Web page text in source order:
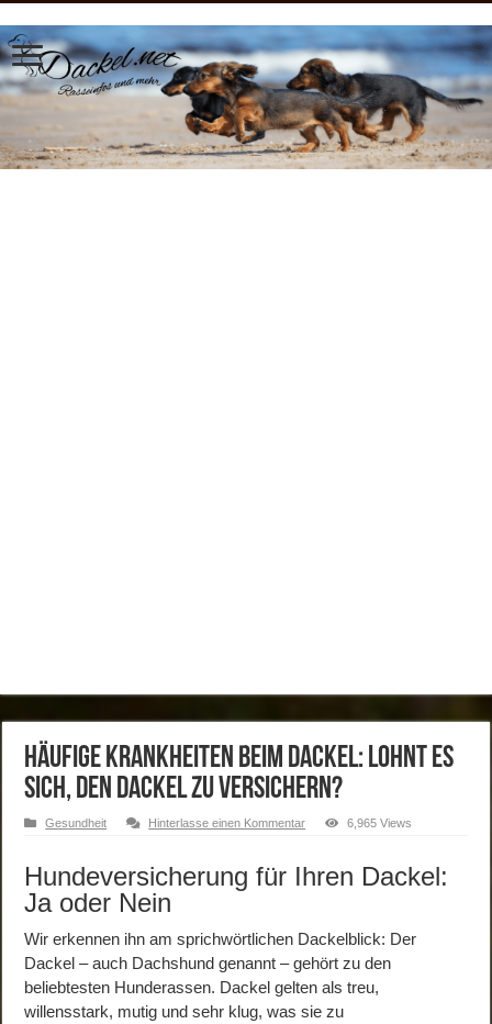
Häufige Krankheiten beim Dackel: Lohnt es
sich, den Dackel zu versichern?
Gesundheit Hinterlasse einen Kommentar 6,965 Views
Hundeversicherung für Ihren Dackel:
Ja oder Nein
Wir erkennen ihn am sprichwörtlichen Dackelblick: Der
Dackel – auch Dachshund genannt – gehört zu den
beliebtesten Hunderassen. Dackel gelten als treu,
willensstark, mutig und sehr klug, was sie zu